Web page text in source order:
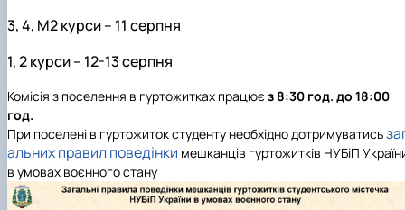
3, 4, М2 курси – 11 серпня
1, 2 курси – 12-13 серпня
Комісія з поселення в гуртожитках працює з 8:30 год. до 18:00
год.
При поселені в гуртожиток студенту необхідно дотримуватись
альних правил поведінки мешканців гуртожитків НУБіП
в умовах воєнного стану